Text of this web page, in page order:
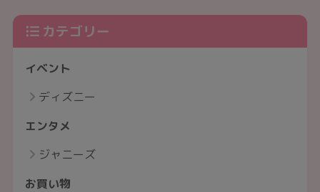
カテゴリー
イベント
ディズニー
エンタメ
ジャニーズ
お買い物